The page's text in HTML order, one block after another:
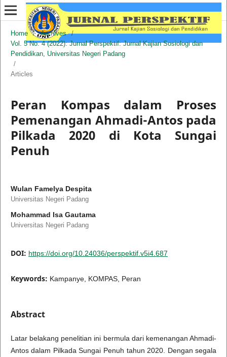
Home / Archives
/
Vol. 5 No. 4 (2022): Jurnal Perspektif: Jurnal Kajian Sosiologi dan
Pendidikan, Universitas Negeri Padang
/
Articles
Peran Kompas dalam Proses
Pemenangan Ahmadi-Antos pada
Pilkada 2020 di Kota Sungai
Penuh
Wulan Famelya Despita
Universitas Negeri Padang
Mohammad Isa Gautama
Universitas Negeri Padang
DOI: https://doi.org/10.24036/perspektif.v5i4.687
Keywords: Kampanye, KOMPAS, Peran
Abstract
Latar belakang penelitian ini bermula dari kemenangan Ahmadi-
Antos dalam Pilkada Sungai Penuh tahun 2020. Dengan segala